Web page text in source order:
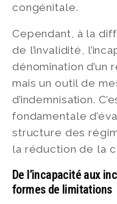
congénitale.
Cependant, à la
de l’invalidité,
dénomination d’un
mais un outil de
d’indemnisation.
fondamentale
structure des
la réduction de la
De l’incapacité aux
formes de limitations